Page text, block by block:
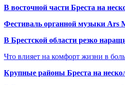
В восточной части Бреста на
Фестиваль органной музыки Ars
В Брестской области резко
Что влияет на комфорт жизни в
Крупные районы Бреста на